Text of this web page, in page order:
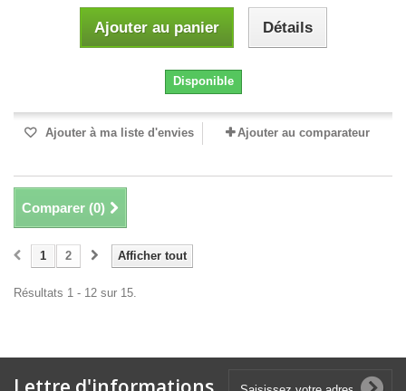
Ajouter au panier Détails
Disponible
Ajouter à ma liste d'envies Ajouter au comparateur
Comparer (0)
Afficher tout
1 2
Résultats 1 - 12 sur 15.